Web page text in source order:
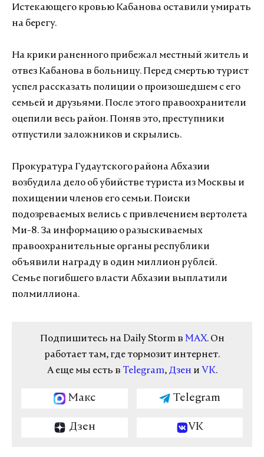
Истекающего кровью Кабанова оставили умирать
на берегу.
На крики раненного прибежал местный житель и
отвез Кабанова в больницу. Перед смертью турист
успел рассказать полиции о произошедшем с его
семьей и друзьями. После этого правоохранители
оцепили весь район. Поняв это, преступники
отпустили заложников и скрылись.
Прокуратура Гудаутского района Абхазии
возбудила дело об убийстве туриста из Москвы и
похищении членов его семьи. Поиски
подозреваемых велись с привлечением вертолета
Ми-8. За информацию о разыскиваемых
правоохранительные органы республики
объявили награду в один миллион рублей.
Семье погибшего власти Абхазии выплатили
полмиллиона.
Подпишитесь на Daily Storm в MAX. Он
работает там, где тормозит интернет.
А еще мы есть в Telegram, Дзен и VK.
Макс Telegram
Дзен VK